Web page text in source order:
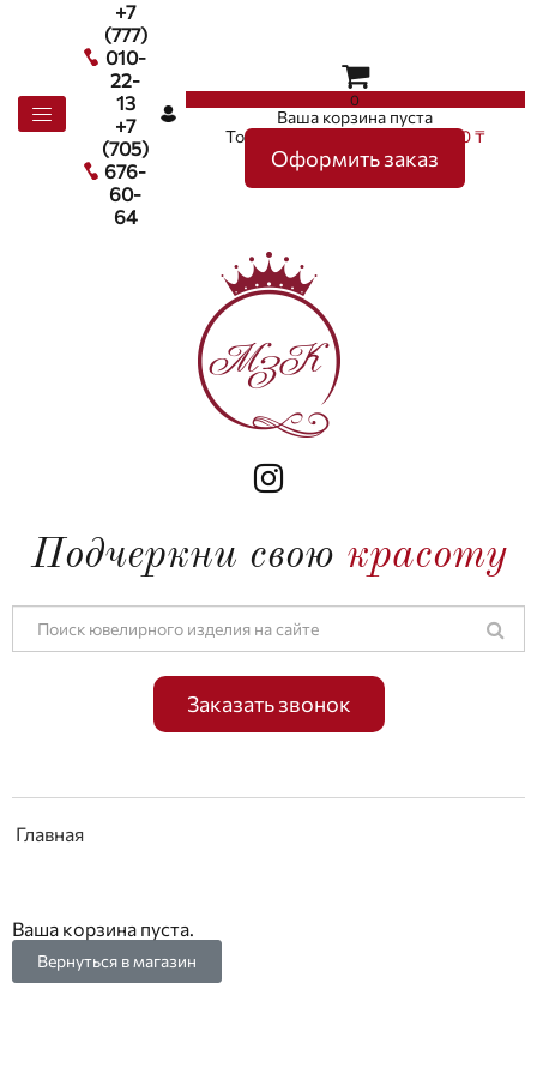
+7
(777)
010-
22-
13
+7
(705)
676-
60-
64
0
Ваша корзина пуста
Товаров в корзине
на сумму0 ₸
Оформить заказ
Подчеркни свою красоту
Заказать звонок
Главная
Ваша корзина пуста.
Вернуться в магазин